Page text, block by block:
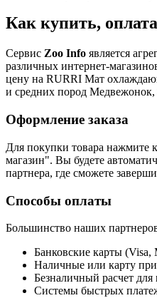
Как купить,
Сервис Zoo Info является
различных интернет-
цену на RURRI Мат
и средних пород Медвежонок,
Оформление заказа
Для покупки товара
магазин". Вы будете
партнера, где сможете
Способы оплаты
Большинство наших
Банковские карты
Наличные или карту
Безналичный расчет
Системы быстрых